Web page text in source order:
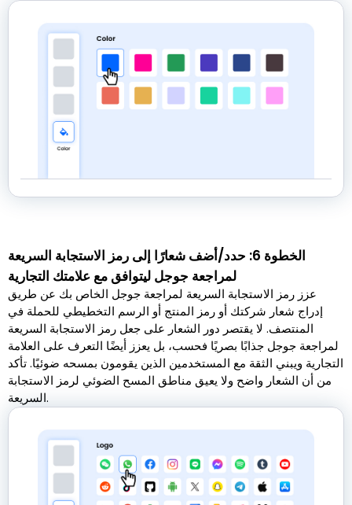
الخطوة 6: حدد/أضف شعارًا إلى رمز الاستجابة السريعة
لمراجعة جوجل ليتوافق مع علامتك التجارية
عزز رمز الاستجابة السريعة لمراجعة جوجل الخاص بك عن طريق
إدراج شعار شركتك أو رمز المنتج أو الرسم التخطيطي للحملة في
المنتصف. لا يقتصر دور الشعار على جعل رمز الاستجابة السريعة
لمراجعة جوجل جذابًا بصريًا فحسب، بل يعزز أيضًا التعرف على العلامة
التجارية ويبني الثقة مع المستخدمين الذين يقومون بمسحه ضوئيًا. تأكد
من أن الشعار واضح ولا يعيق مناطق المسح الضوئي لرمز الاستجابة
السريعة.